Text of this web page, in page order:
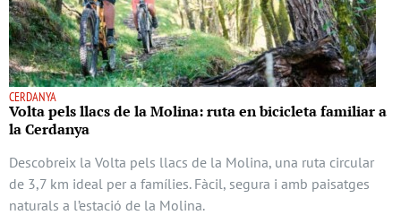
CERDANYA
Volta pels llacs de la Molina: ruta en bicicleta familiar a
la Cerdanya
Descobreix la Volta pels llacs de la Molina, una ruta circular
de 3,7 km ideal per a famílies. Fàcil, segura i amb paisatges
naturals a l’estació de la Molina.